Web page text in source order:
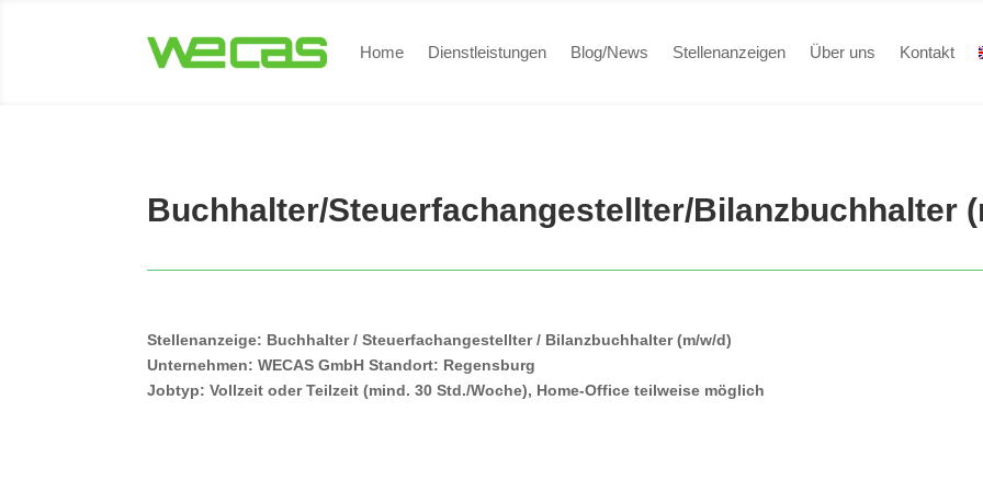
Home Dienstleistungen Blog/News Stellenanzeigen Über uns Kontakt
Buchhalter/Steuerfachangestellter/Bilanzbuchhalter
Stellenanzeige: Buchhalter / Steuerfachangestellter / Bilanzbuchhalter (m/w/d)
Unternehmen: WECAS GmbH Standort: Regensburg
Jobtyp: Vollzeit oder Teilzeit (mind. 30 Std./Woche), Home-Office teilweise möglich